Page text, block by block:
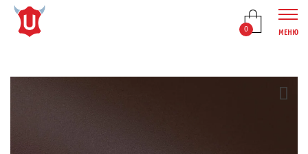
МЕНЮ
0